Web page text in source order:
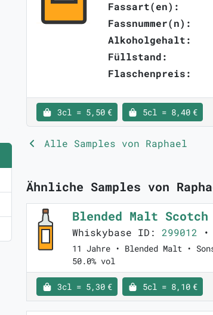
Fassart(en):
Fassnummer(n):
Alkoholgehalt:
Füllstand:
Flaschenpreis:
3cl = 5,50 € 5cl = 8,40 €
Alle Samples von Raphael
Ähnliche Samples von
Blended Malt Scotch
Whiskybase ID: 299012 •
11 Jahre • Blended Malt •
50.0% vol
3cl = 5,30 € 5cl = 8,10 €